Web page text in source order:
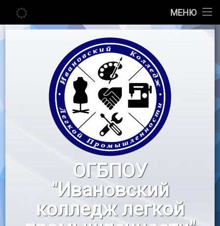
МЕНЮ
Главная
Педагогу
Воспитательная работа
«Профессионалы»
«Профессионалитет»
Перейти
к
ОГБПОУ
"Ивановский
колледж легкой